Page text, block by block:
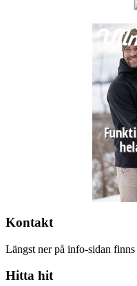
Kontakt
Längst ner på info-sidan finns
Hitta hit